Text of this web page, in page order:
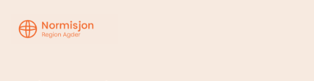
Region
Agder